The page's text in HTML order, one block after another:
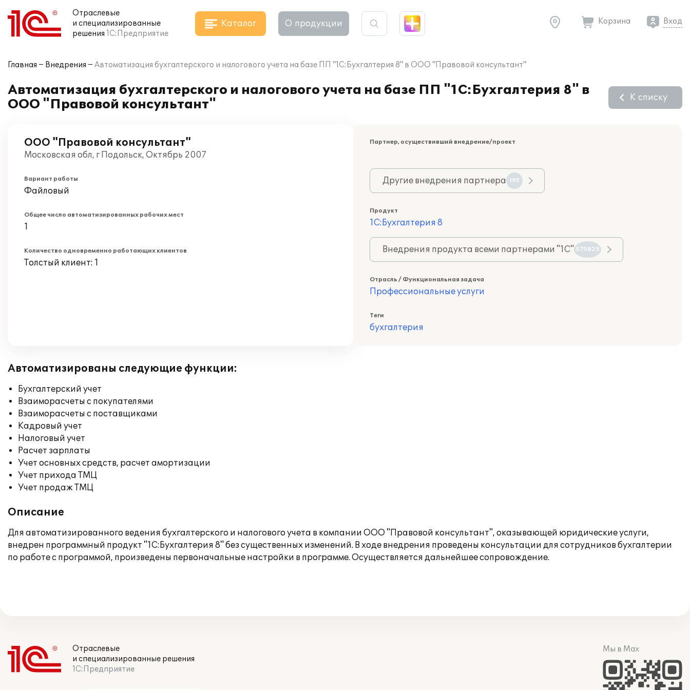
Отраслевые
и специализированные
решения 1С:Предприятие
Каталог О продукции Корзина Вход
Главная Внедрения Автоматизация бухгалтерского и налогового учета на базе ПП "1С:Бухгалтерия 8" в ООО "Правовой консультант"
Автоматизация бухгалтерского и налогового учета на базе ПП "1С:Бухгалтерия 8" в
ООО "Правовой консультант"
К списку
ООО "Правовой консультант"
Московская обл, г Подольск, Октябрь 2007
Вариант работы
Файловый
Общее число автоматизированных рабочих мест
1
Количество одновременно работающих клиентов
Толстый клиент: 1
Партнер, осуществивший внедрение/проект
Другие внедрения партнера 195
Продукт
1С:Бухгалтерия 8
Внедрения продукта всеми партнерами "1С" 575825
Отрасль / Функциональная задача
Профессиональные услуги
Теги
бухгалтерия
Автоматизированы следующие функции:
Бухгалтерский учет
Взаиморасчеты с покупателями
Взаиморасчеты с поставщиками
Кадровый учет
Налоговый учет
Расчет зарплаты
Учет основных средств, расчет амортизации
Учет прихода ТМЦ
Учет продаж ТМЦ
Описание
Для автоматизированного ведения бухгалтерского и налогового учета в компании ООО "Правовой консультант", оказывающей юридические услуги,
внедрен программный продукт "1С:Бухгалтерия 8" без существенных изменений. В ходе внедрения проведены консультации для сотрудников бухгалтерии
по работе с программой, произведены первоначальные настройки в программе. Осуществляется дальнейшее сопровождение.
Отраслевые
и специализированные решения
1С:Предприятие
Мы в Max